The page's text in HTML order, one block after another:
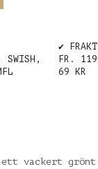
SWISH,
✔️
FR.
69 KR
ett vackert grönt